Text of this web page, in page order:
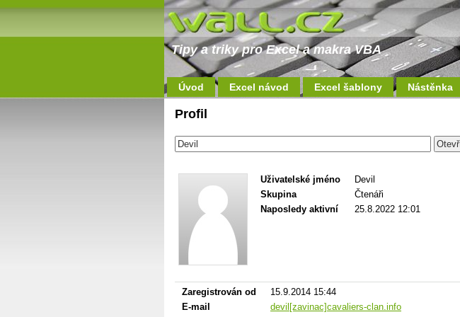
Tipy a triky pro Excel a makra VBA
Úvod Excel návod Excel šablony Nástěnka
Profil
Uživatelské jméno
Devil
Skupina
Čtenáři
Naposledy aktivní
25.8.2022 12:01
Zaregistrován od
15.9.2014 15:44
E-mail
devil[zavinac]cavaliers-clan.info